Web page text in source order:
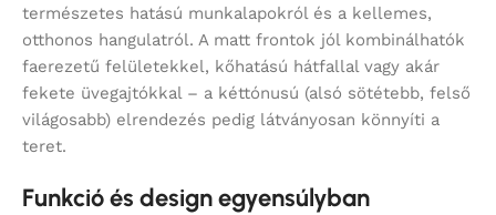
természetes hatású munkalapokról és a kellemes,
otthonos hangulatról. A matt frontok jól kombinálhatók
faerezetű felületekkel, kőhatású hátfallal vagy akár
fekete üvegajtókkal – a kéttónusú (alsó sötétebb, felső
világosabb) elrendezés pedig látványosan könnyíti a
teret.
Funkció és design egyensúlyban